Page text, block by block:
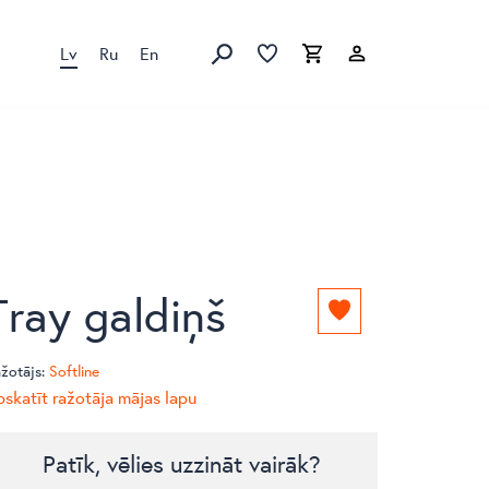
Lv Ru En Meklēt produktus
Izlase Grozs
galdiņš Pievienot
Softline
ražotāja mājas lapu
Patīk, vēlies uzzināt vairāk?